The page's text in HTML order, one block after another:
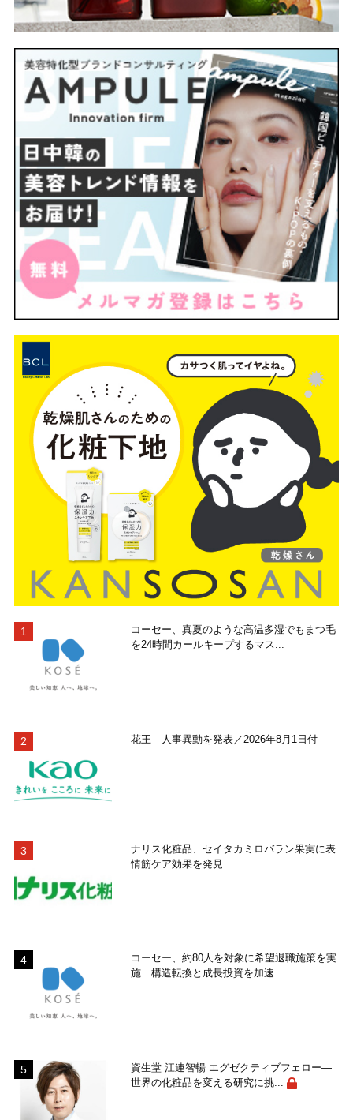
コーセー、真夏のような高温多湿でもまつ毛
を24時間カールキープするマス...
花王―人事異動を発表／2026年8月1日付
ナリス化粧品、セイタカミロバラン果実に表
情筋ケア効果を発見
コーセー、約80人を対象に希望退職施策を実
施 構造転換と成長投資を加速
資生堂 江連智暢 エグゼクティブフェロー―
世界の化粧品を変える研究に挑...